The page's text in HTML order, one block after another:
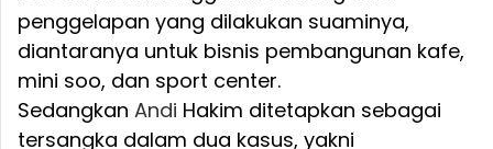
penggelapan yang dilakukan suaminya,
diantaranya untuk bisnis pembangunan kafe,
mini soo, dan sport center.
Sedangkan Andi Hakim ditetapkan sebagai
tersangka dalam dua kasus, yakni